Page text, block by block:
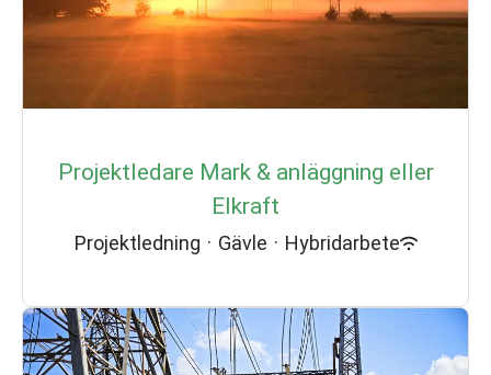
Projektledare Mark & anläggning eller
Elkraft
Projektledning · Gävle · Hybridarbete